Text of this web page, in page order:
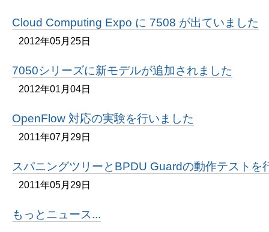
Cloud Computing Expo に 7508 が出ていました
2012年05月25日
7050シリーズに新モデルが追加されました
2012年01月04日
OpenFlow 対応の実験を行いました
2011年07月29日
スパニングツリーとBPDU Guardの動作テストを
2011年05月29日
もっとニュース...